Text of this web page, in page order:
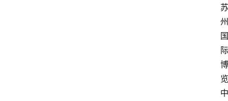
苏
州
国
际
博
览
中